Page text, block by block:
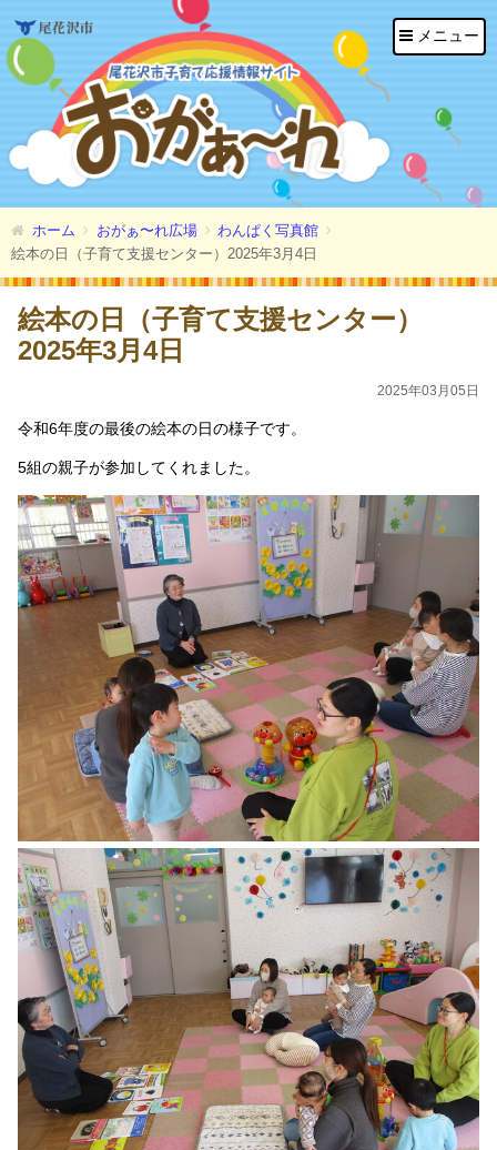
ホーム おがぁ〜れ広場
わんぱく写真館
絵本の日（子育て支援センター）2025年3月4日
絵本の日（子育て支援センター）
2025年3月4日
2025年03月05日
令和6年度の最後の絵本の日の様子です。
5組の親子が参加してくれました。
メニュー